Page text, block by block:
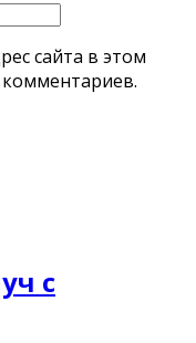
сайта в этом
с